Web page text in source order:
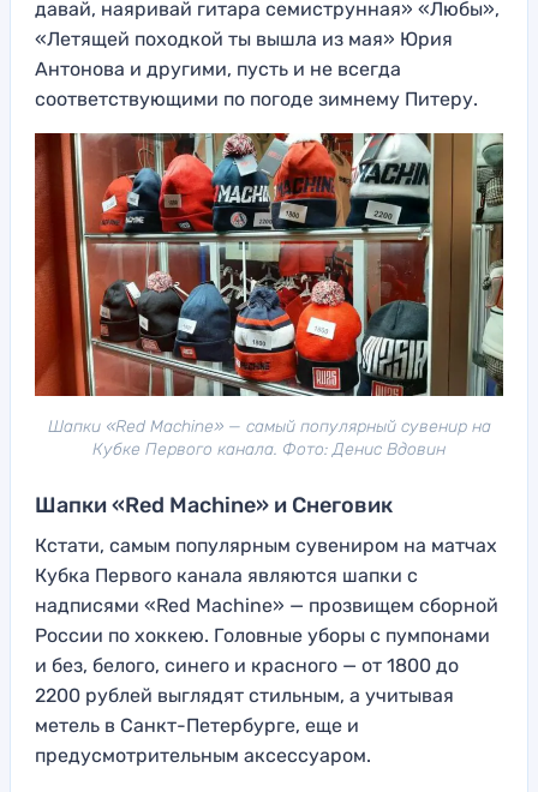
давай, наяривай гитара семиструнная» «Любы»,
«Летящей походкой ты вышла из мая» Юрия
Антонова и другими, пусть и не всегда
соответствующими по погоде зимнему Питеру.
Шапки «Red Machine» — самый популярный сувенир на
Кубке Первого канала. Фото: Денис Вдовин
Шапки «Red Machine» и Снеговик
Кстати, самым популярным сувениром на матчах
Кубка Первого канала являются шапки c
надписями «Red Machine» — прозвищем сборной
России по хоккею. Головные уборы с пумпонами
и без, белого, синего и красного — от 1800 до
2200 рублей выглядят стильным, а учитывая
метель в Санкт-Петербурге, еще и
предусмотрительным аксессуаром.